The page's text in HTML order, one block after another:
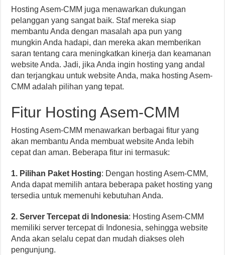
Hosting Asem-CMM juga menawarkan dukungan
pelanggan yang sangat baik. Staf mereka siap
membantu Anda dengan masalah apa pun yang
mungkin Anda hadapi, dan mereka akan memberikan
saran tentang cara meningkatkan kinerja dan keamanan
website Anda. Jadi, jika Anda ingin hosting yang andal
dan terjangkau untuk website Anda, maka hosting Asem-
CMM adalah pilihan yang tepat.
Fitur Hosting Asem-CMM
Hosting Asem-CMM menawarkan berbagai fitur yang
akan membantu Anda membuat website Anda lebih
cepat dan aman. Beberapa fitur ini termasuk:
1. Pilihan Paket Hosting: Dengan hosting Asem-CMM,
Anda dapat memilih antara beberapa paket hosting yang
tersedia untuk memenuhi kebutuhan Anda.
2. Server Tercepat di Indonesia: Hosting Asem-CMM
memiliki server tercepat di Indonesia, sehingga website
Anda akan selalu cepat dan mudah diakses oleh
pengunjung.